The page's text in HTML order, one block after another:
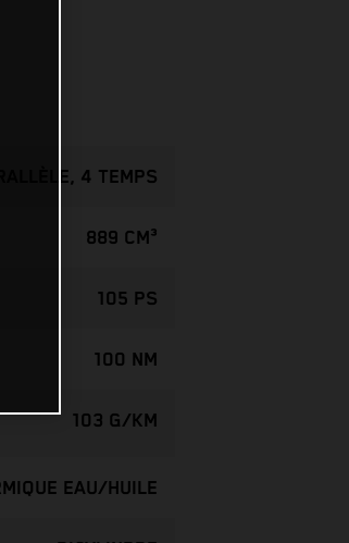
4 TEMPS
889 CM³
105 PS
100 NM
103 G/KM
EAU/HUILE